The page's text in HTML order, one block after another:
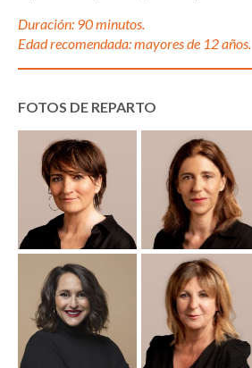
Duración: 90 minutos.
Edad recomendada: mayores de 12 años.
FOTOS DE REPARTO